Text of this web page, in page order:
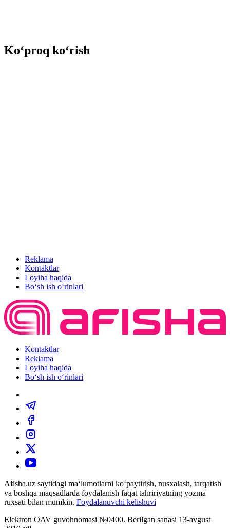
Ko‘proq ko‘rish
Reklama
Kontaktlar
Loyiha haqida
Bo‘sh ish o‘rinlari
Kontaktlar
Reklama
Loyiha haqida
Bo‘sh ish o‘rinlari
Afisha.uz saytidagi ma‘lumotlarni ko‘paytirish, nusxalash, tarqatish
va boshqa maqsadlarda foydalanish faqat tahririyatning yozma
ruxsati bilan mumkin. Foydalanuvchi kelishuvi
Elektron OAV guvohnomasi №0400. Berilgan sanasi 13-avgust